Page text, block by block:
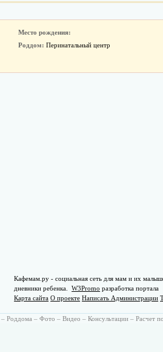
Место рождения:
Роддом: Перинатальный центр
Кафемам.ру - социальная сеть для мам и их
дневники ребенка.W3Promo разработка портала
Карта сайта О проекте Написать Администрации
– Роддома – Фото – Видео – Консультации – Расчет